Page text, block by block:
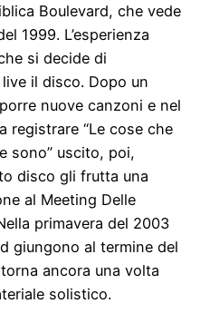
Boulevard, che vede
1999. L’esperienza
si decide di
il disco. Dopo un
nuove canzoni e nel
registrare “Le cose che
sono” uscito, poi,
disco gli frutta una
al Meeting Delle
primavera del 2003
giungono al termine del
ancora una volta
solistico.